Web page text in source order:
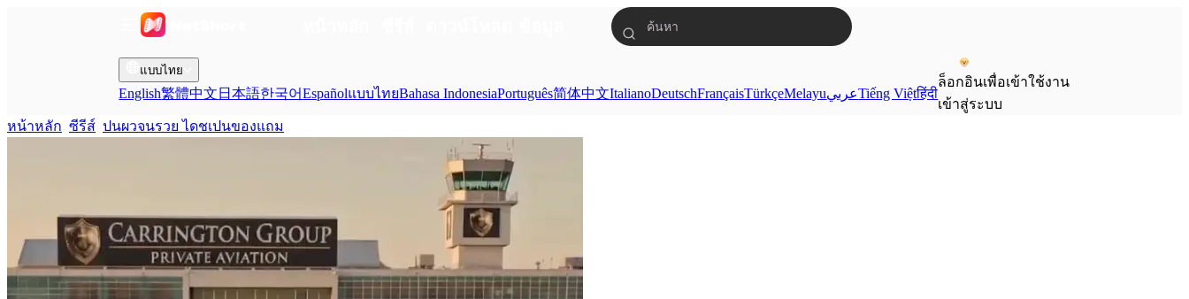
แบบไทย
English繁體中文 日本語한국어EspañolแบบไทยBahasa IndonesiaPortuguês简体中文ItalianoDeutschFrançaisTürkçeMelayuعربيTiếng Việtहिंदी
ล็อกอินเพื่อเข้าใช้งาน
เข้าสู่ระบบ
หน้าหลัก ซีรีส์ ปนผวจนรวย ไดชเปนของแถม